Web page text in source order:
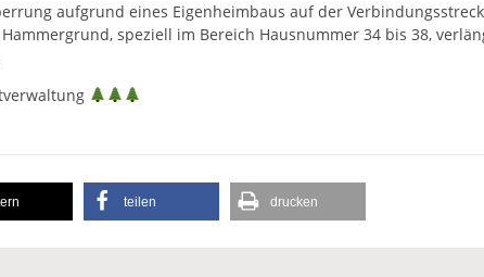
aufgrund eines Eigenheimbaus auf der
speziell im Bereich Hausnummer 34 bis 38,
teilen drucken